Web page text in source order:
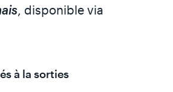
, disponible via
à la sorties